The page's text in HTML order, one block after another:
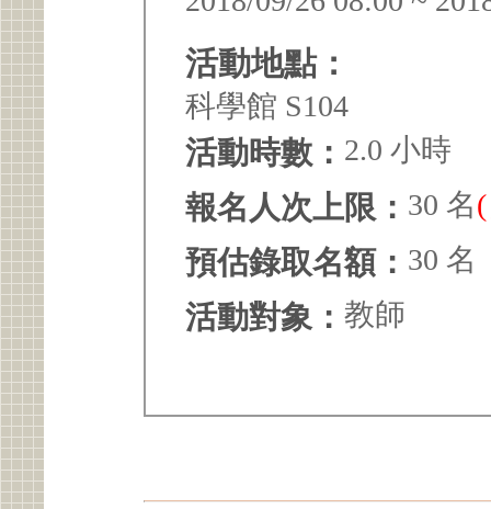
活動地點：
科學館 S104
活動時數： 2.0 小時
報名人次上限： 30 名
預估錄取名額： 30 名
活動對象： 教師